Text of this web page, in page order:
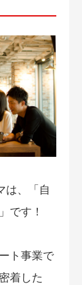
は、「自
です！
ト事業で
着した